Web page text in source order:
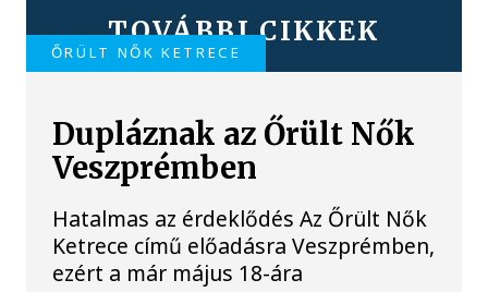
TOVÁBBI CIKKEK
ŐRÜLT NŐK KETRECE
Dupláznak az Őrült Nők
Veszprémben
Hatalmas az érdeklődés Az Őrült Nők
Ketrece című előadásra Veszprémben,
ezért a már május 18-ára